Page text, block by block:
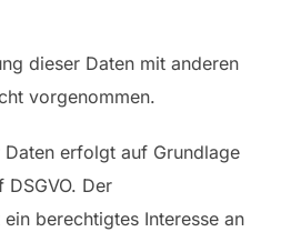
dieser Daten mit anderen
vorgenommen.
erfolgt auf Grundlage
Der
berechtigtes Interesse an